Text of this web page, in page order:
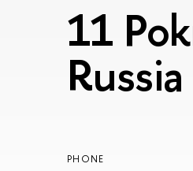
11
Russia
PHONE